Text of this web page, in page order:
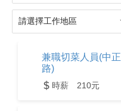
兼職切菜人員(中正
路)
時薪 210元